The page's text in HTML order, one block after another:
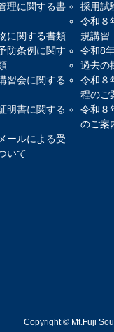
理に関する書
に関する書類
防条例に関す
習会に関する
明書に関する
ールによる受
いて
採用試
令和８
規講習
令和8
過去の
令和８
程のご
令和８
のご案
Copyright © Mt.Fuji